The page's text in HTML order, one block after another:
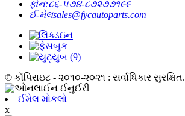
ફોન:૮૬-૫૭૪-૮૭૨૭૭૧૯૯
ઈ-મેલsales@fycautoparts.com
© કૉપિરાઇટ - ૨૦૧૦-૨૦૨૧ : સર્વાધિકાર સુરક્ષિત.
ઈમેલ મોકલો
x